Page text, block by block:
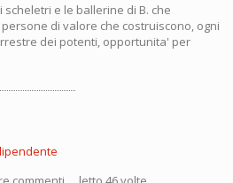
e le ballerine di B. che
di valore che costruiscono, ogni
dei potenti, opportunita' per